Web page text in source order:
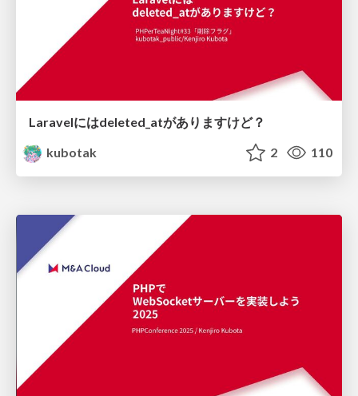
Laravelにはdeleted_atがありますけど？
kubotak
2 110